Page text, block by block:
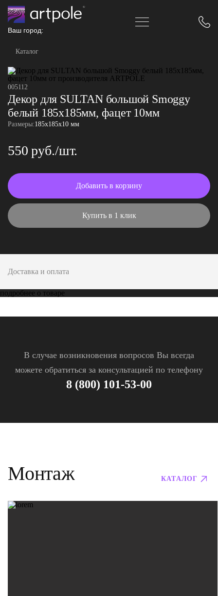
Ваш город:
Каталог
005112
Декор для SULTAN большой Smoggy
белый 185х185мм, фацет 10мм
Размеры:185x185x10 мм
550 руб./шт.
Добавить в корзину
Купить в 1 клик
Доставка и оплата
подробнее о товаре
В случае возникновения вопросов Вы всегда
можете обратиться за консультацией по телефону
8 (800) 101-53-00
Монтаж КАТАЛОГ